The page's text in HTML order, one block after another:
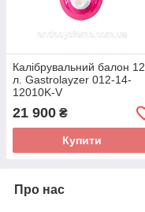
Калібрувальний балон 12
л. Gastrolayzer 012-14-
12010K-V
21 900 ₴
Купити
Про нас